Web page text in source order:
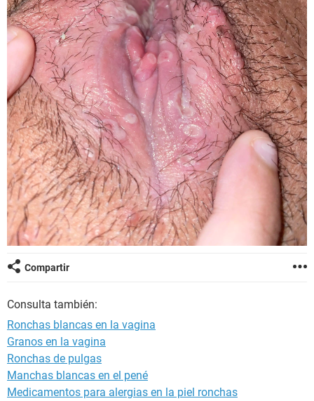
Compartir
Consulta también:
Ronchas blancas en la vagina
Granos en la vagina
Ronchas de pulgas
Manchas blancas en el pené
Medicamentos para alergias en la piel ronchas